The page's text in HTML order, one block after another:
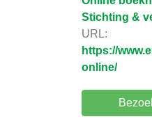
Stichting &
URL:
https://
online/